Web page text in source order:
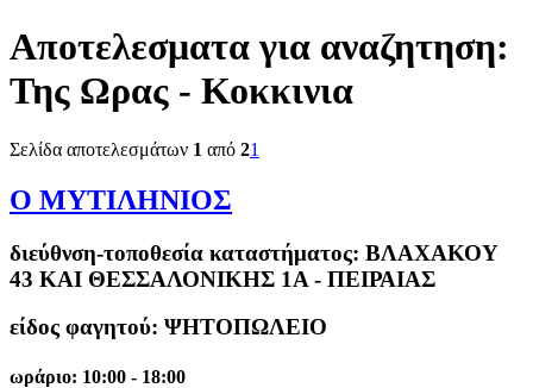
Αποτελεσματα για αναζητηση:
Της Ωρας - Κοκκινια
Σελίδα αποτελεσμάτων 1 από 21
O ΜΥΤΙΛΗΝΙΟΣ
διεύθνση-τοποθεσία καταστήματος: ΒΛΑΧΑΚΟΥ
43 ΚΑΙ ΘΕΣΣΑΛΟΝΙΚΗΣ 1Α - ΠΕΙΡΑΙΑΣ
είδος φαγητού: ΨΗΤΟΠΩΛΕΙΟ
ωράριο: 10:00 - 18:00